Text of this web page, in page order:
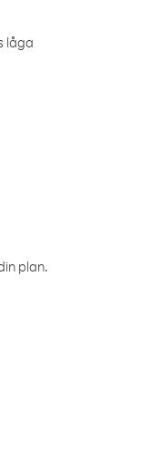
låga
plan.